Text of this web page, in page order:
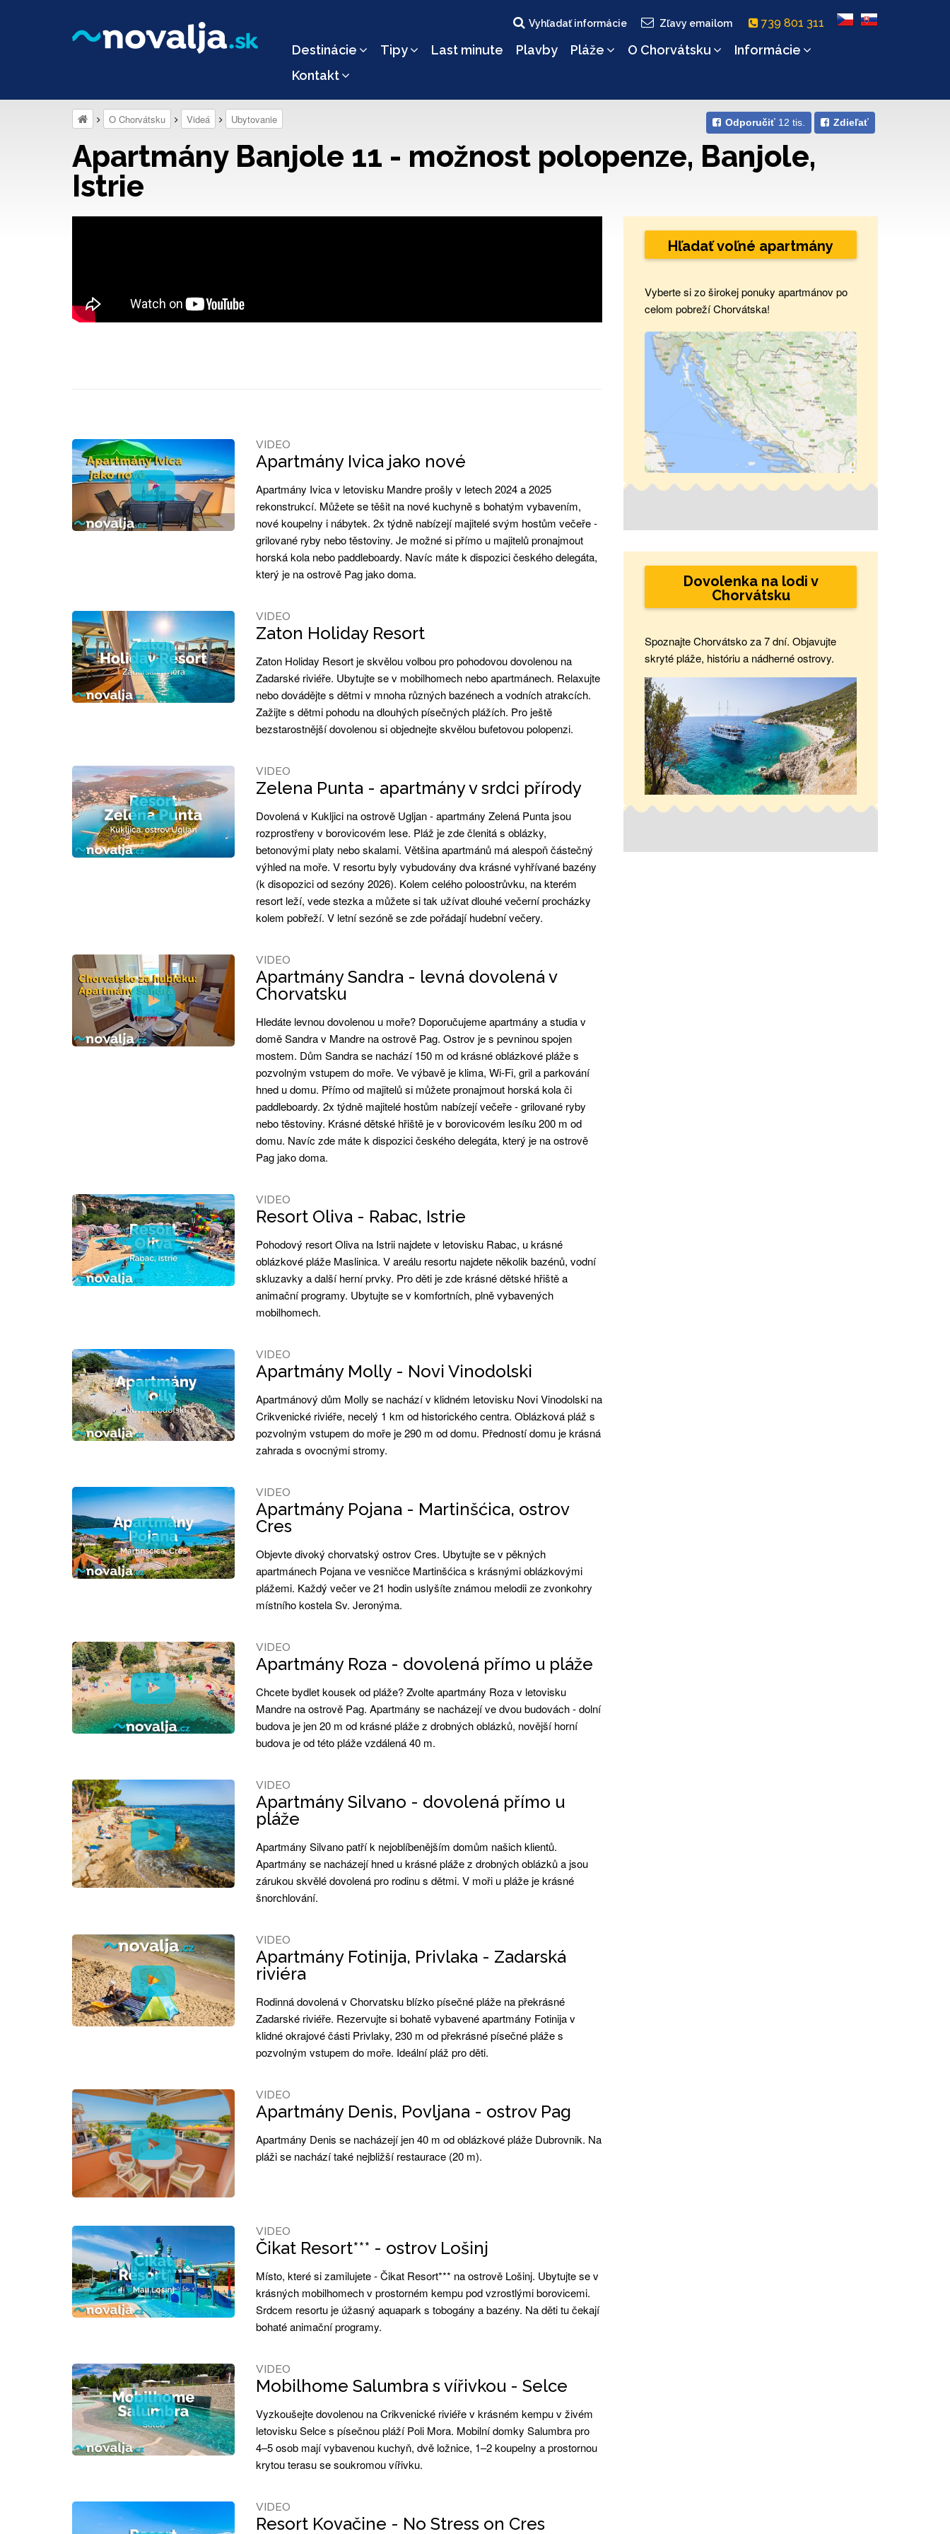
Vyhľadať informácie Zľavy emailom 739 801 311
Destinácie Tipy Last minute Plavby Pláže O Chorvátsku
Informácie
Kontakt
Odporučiť 12 tis. Zdieľať
O Chorvátsku Videá Ubytovanie
Apartmány Banjole 11 - možnost polopenze, Banjole,
Istrie
VIDEO
Apartmány Ivica jako nové
Apartmány Ivica v letovisku Mandre prošly v letech 2024 a 2025
rekonstrukcí. Můžete se těšit na nové kuchyně s bohatým vybavením,
nové koupelny i nábytek. 2x týdně nabízejí majitelé svým hostům večeře -
grilované ryby nebo těstoviny. Je možné si přímo u majitelů pronajmout
horská kola nebo paddleboardy. Navíc máte k dispozici českého delegáta,
který je na ostrově Pag jako doma.
VIDEO
Zaton Holiday Resort
Zaton Holiday Resort je skvělou volbou pro pohodovou dovolenou na
Zadarské riviéře. Ubytujte se v mobilhomech nebo apartmánech. Relaxujte
nebo dovádějte s dětmi v mnoha různých bazénech a vodních atrakcích.
Zažijte s dětmi pohodu na dlouhých písečných plážích. Pro ještě
bezstarostnější dovolenou si objednejte skvělou bufetovou polopenzi.
VIDEO
Zelena Punta - apartmány v srdci přírody
Dovolená v Kukljici na ostrově Ugljan - apartmány Zelená Punta jsou
rozprostřeny v borovicovém lese. Pláž je zde členitá s oblázky,
betonovými platy nebo skalami. Většina apartmánů má alespoň částečný
výhled na moře. V resortu byly vybudovány dva krásné vyhřívané bazény
(k disopozici od sezóny 2026). Kolem celého poloostrůvku, na kterém
resort leží, vede stezka a můžete si tak užívat dlouhé večerní procházky
kolem pobřeží. V letní sezóně se zde pořádají hudební večery.
VIDEO
Apartmány Sandra - levná dovolená v
Chorvatsku
Hledáte levnou dovolenou u moře? Doporučujeme apartmány a studia v
domě Sandra v Mandre na ostrově Pag. Ostrov je s pevninou spojen
mostem. Dům Sandra se nachází 150 m od krásné oblázkové pláže s
pozvolným vstupem do moře. Ve výbavě je klima, Wi-Fi, gril a parkování
hned u domu. Přímo od majitelů si můžete pronajmout horská kola či
paddleboardy. 2x týdně majitelé hostům nabízejí večeře - grilované ryby
nebo těstoviny. Krásné dětské hřiště je v borovicovém lesíku 200 m od
domu. Navíc zde máte k dispozici českého delegáta, který je na ostrově
Pag jako doma.
VIDEO
Resort Oliva - Rabac, Istrie
Pohodový resort Oliva na Istrii najdete v letovisku Rabac, u krásné
oblázkové pláže Maslinica. V areálu resortu najdete několik bazénů, vodní
skluzavky a další herní prvky. Pro děti je zde krásné dětské hřiště a
animační programy. Ubytujte se v komfortních, plně vybavených
mobilhomech.
VIDEO
Apartmány Molly - Novi Vinodolski
Apartmánový dům Molly se nachází v klidném letovisku Novi Vinodolski na
Crikvenické riviéře, necelý 1 km od historického centra. Oblázková pláž s
pozvolným vstupem do moře je 290 m od domu. Předností domu je krásná
zahrada s ovocnými stromy.
VIDEO
Apartmány Pojana - Martinšćica, ostrov
Cres
Objevte divoký chorvatský ostrov Cres. Ubytujte se v pěkných
apartmánech Pojana ve vesničce Martinšćica s krásnými oblázkovými
plážemi. Každý večer ve 21 hodin uslyšíte známou melodii ze zvonkohry
místního kostela Sv. Jeronýma.
VIDEO
Apartmány Roza - dovolená přímo u pláže
Chcete bydlet kousek od pláže? Zvolte apartmány Roza v letovisku
Mandre na ostrově Pag. Apartmány se nacházejí ve dvou budovách - dolní
budova je jen 20 m od krásné pláže z drobných oblázků, novější horní
budova je od této pláže vzdálená 40 m.
VIDEO
Apartmány Silvano - dovolená přímo u
pláže
Apartmány Silvano patří k nejoblíbenějším domům našich klientů.
Apartmány se nacházejí hned u krásné pláže z drobných oblázků a jsou
zárukou skvělé dovolená pro rodinu s dětmi. V moři u pláže je krásné
šnorchlování.
VIDEO
Apartmány Fotinija, Privlaka - Zadarská
riviéra
Rodinná dovolená v Chorvatsku blízko písečné pláže na překrásné
Zadarské riviéře. Rezervujte si bohatě vybavené apartmány Fotinija v
klidné okrajové části Privlaky, 230 m od překrásné písečné pláže s
pozvolným vstupem do moře. Ideální pláž pro děti.
VIDEO
Apartmány Denis, Povljana - ostrov Pag
Apartmány Denis se nacházejí jen 40 m od oblázkové pláže Dubrovnik. Na
pláži se nachází také nejbližší restaurace (20 m).
VIDEO
Čikat Resort*** - ostrov Lošinj
Místo, které si zamilujete - Čikat Resort*** na ostrově Lošinj. Ubytujte se v
krásných mobilhomech v prostorném kempu pod vzrostlými borovicemi.
Srdcem resortu je úžasný aquapark s tobogány a bazény. Na děti tu čekají
bohaté animační programy.
VIDEO
Mobilhome Salumbra s vířivkou - Selce
Vyzkoušejte dovolenou na Crikvenické riviéře v krásném kempu v živém
letovisku Selce s písečnou pláží Poli Mora. Mobilní domky Salumbra pro
4–5 osob mají vybavenou kuchyň, dvě ložnice, 1–2 koupelny a prostornou
krytou terasu se soukromou vířivku.
VIDEO
Resort Kovačine - No Stress on Cres
Hľadať voľné apartmány
Vyberte si zo širokej ponuky apartmánov po
celom pobreží Chorvátska!
Dovolenka na lodi v
Chorvátsku
Spoznajte Chorvátsko za 7 dní. Objavujte
skryté pláže, históriu a nádherné ostrovy.